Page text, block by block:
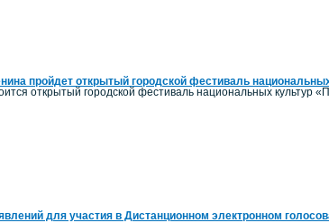
пройдет открытый городской фестиваль
открытый городской фестиваль национальных культур
для участия в Дистанционном электронном